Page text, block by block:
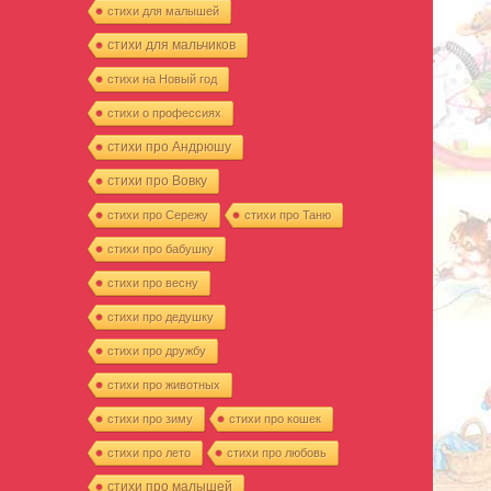
стихи для малышей
стихи для мальчиков
стихи на Новый год
стихи о профессиях
стихи про Андрюшу
стихи про Вовку
стихи про Сережу стихи про Таню
стихи про бабушку
стихи про весну
стихи про дедушку
стихи про дружбу
стихи про животных
стихи про зиму стихи про кошек
стихи про лето стихи про любовь
стихи про малышей